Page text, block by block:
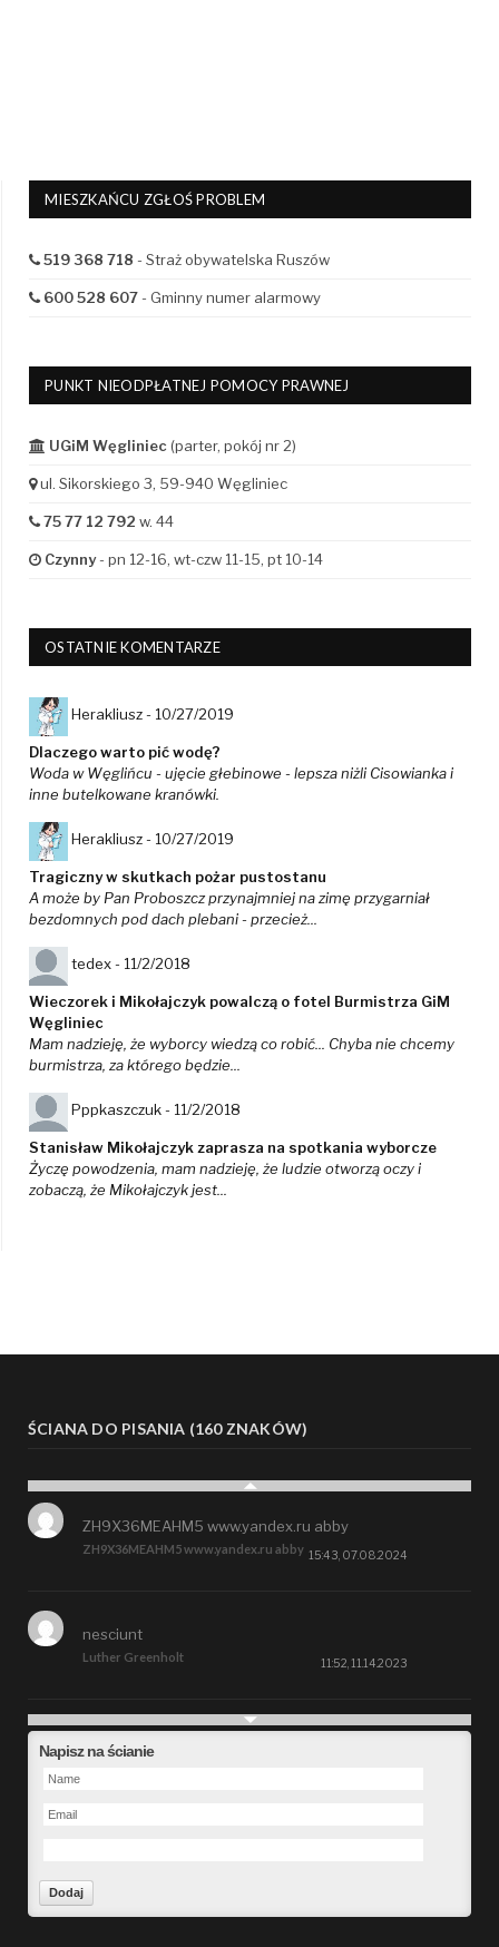
MIESZKAŃCU ZGŁOŚ PROBLEM
519 368 718 - Straż obywatelska Ruszów
600 528 607- Gminny numer alarmowy
PUNKT NIEODPŁATNEJ POMOCY PRAWNEJ
UGiM Węgliniec (parter, pokój nr 2)
ul. Sikorskiego 3, 59-940 Węgliniec
75 77 12 792 w. 44
Czynny- pn 12-16, wt-czw 11-15, pt 10-14
OSTATNIE KOMENTARZE
Herakliusz - 10/27/2019
Dlaczego warto pić wodę?
Woda w Węglińcu - ujęcie głebinowe - lepsza niżli Cisowianka i
inne butelkowane kranówki.
Herakliusz - 10/27/2019
Tragiczny w skutkach pożar pustostanu
A może by Pan Proboszcz przynajmniej na zimę przygarniał
bezdomnych pod dach plebani - przecież...
tedex - 11/2/2018
Wieczorek i Mikołajczyk powalczą o fotel Burmistrza GiM
Węgliniec
Mam nadzieję, że wyborcy wiedzą co robić... Chyba nie chcemy
burmistrza, za którego będzie...
Pppkaszczuk - 11/2/2018
Stanisław Mikołajczyk zaprasza na spotkania wyborcze
Życzę powodzenia, mam nadzieję, że ludzie otworzą oczy i
zobaczą, że Mikołajczyk jest...
ŚCIANA DO PISANIA (160 ZNAKÓW)
ZH9X36MEAHM5 www.yandex.ru abby
ZH9X36MEAHM5 www.yandex.ru abby
15:43, 07.08.2024
Luther Greenholt
nesciunt
11:52, 11.14.2023
Future
Napisz na ścianie